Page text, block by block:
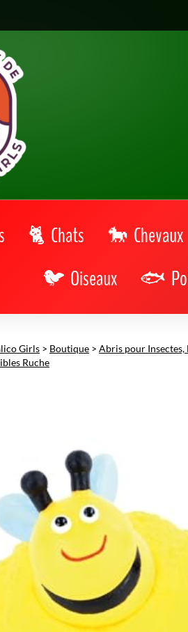
Chats Chevaux
Oiseaux
Girls > Boutique > Abris pour
Ruche